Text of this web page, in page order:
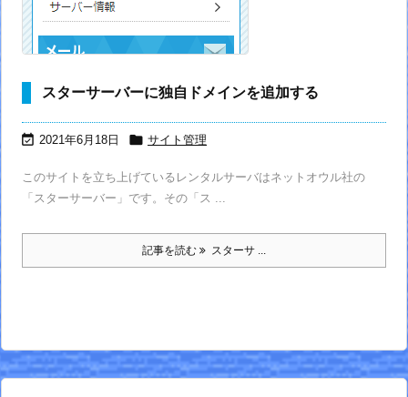
スターサーバーに独自ドメインを追加する
 2021年6月18日  サイト管理
このサイトを立ち上げているレンタルサーバはネットオウル社の
「スターサーバー」です。その「ス ...
記事を読む スターサ ...